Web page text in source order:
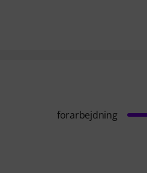
forarbejdning